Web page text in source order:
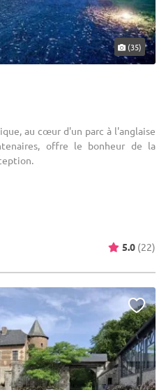
(35)
au cœur d'un parc à l'anglaise
offre le bonheur de la
5.0 (22)